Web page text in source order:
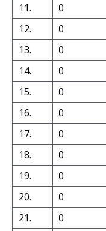
11.
0
12.
0
13.
0
14.
0
15.
0
16.
0
17.
0
18.
0
19.
0
20.
0
21.
0